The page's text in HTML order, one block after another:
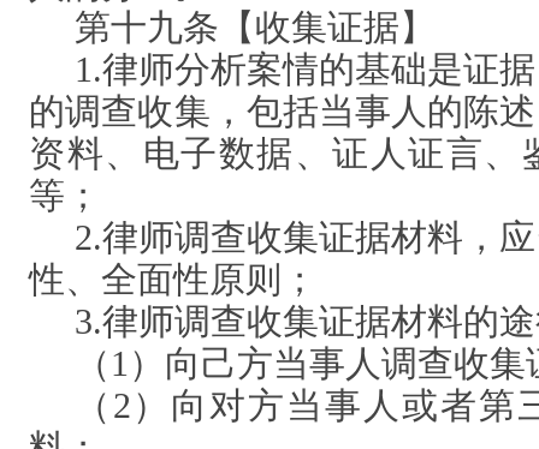
第十九条【收集证据】
1.律师分析案情的基础是证
的调查收集，包括当事人的陈
资料、电子数据、证人证言、
等；
2.律师调查收集证据材料，
性、全面性原则；
3.律师调查收集证据材料的
（1）向己方当事人调查收集
（ 2）向对方当事人或者第